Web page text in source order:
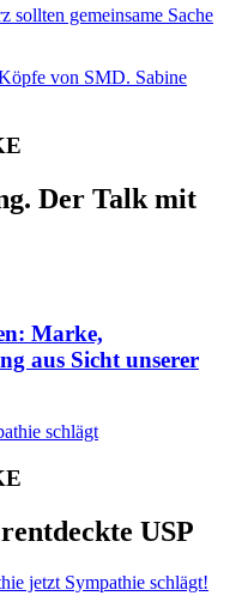
sollten gemeinsame Sache
Der Talk mit
Mar­ke,
aus Sicht unserer
USP
jetzt Sympathie schlägt!